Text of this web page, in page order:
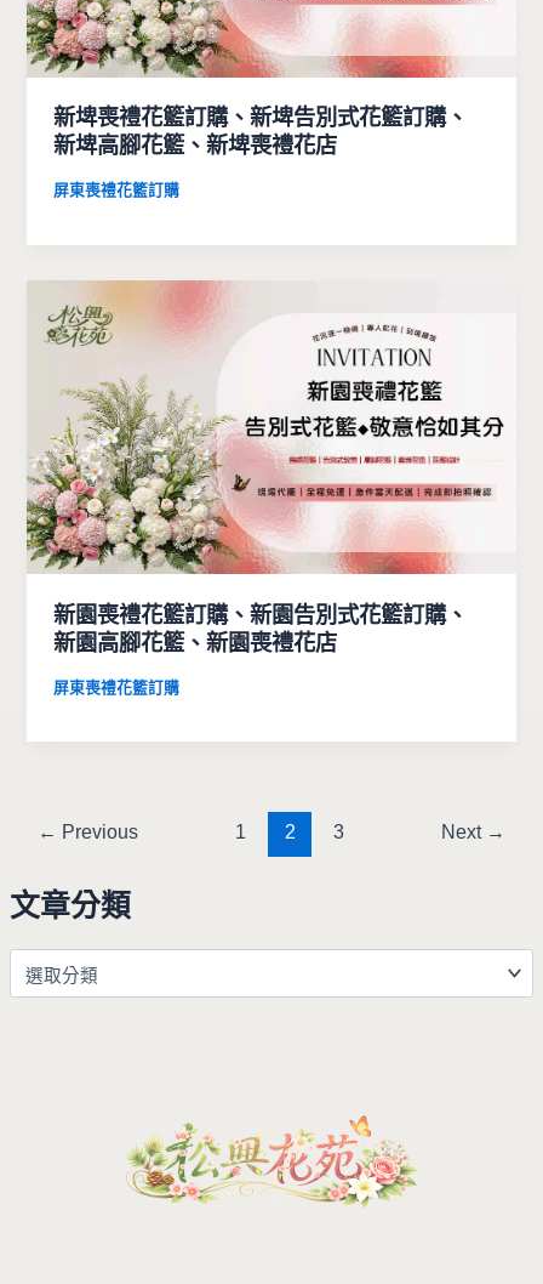
文章分類
新埤喪禮花籃訂購、新埤告別式花籃訂購、
新埤高腳花籃、新埤喪禮花店
屏東喪禮花籃訂購
新園喪禮花籃訂購、新園告別式花籃訂購、
新園高腳花籃、新園喪禮花店
屏東喪禮花籃訂購
← Previous 1 2 3 Next →